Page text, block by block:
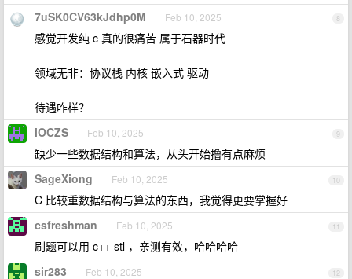
8
7uSK0CV63kJdhp0M Feb 10, 2025
感觉开发纯 c 真的很痛苦 属于石器时代
领域无非：协议栈 内核 嵌入式 驱动
待遇咋样？
9
iOCZS Feb 10, 2025
缺少一些数据结构和算法，从头开始撸有点麻烦
10
SageXiong Feb 10, 2025
C 比较重数据结构与算法的东西，我觉得更要掌握好
11
csfreshman Feb 10, 2025
刷题可以用 c++ stl ，亲测有效，哈哈哈哈
12
sir283 Feb 10, 2025